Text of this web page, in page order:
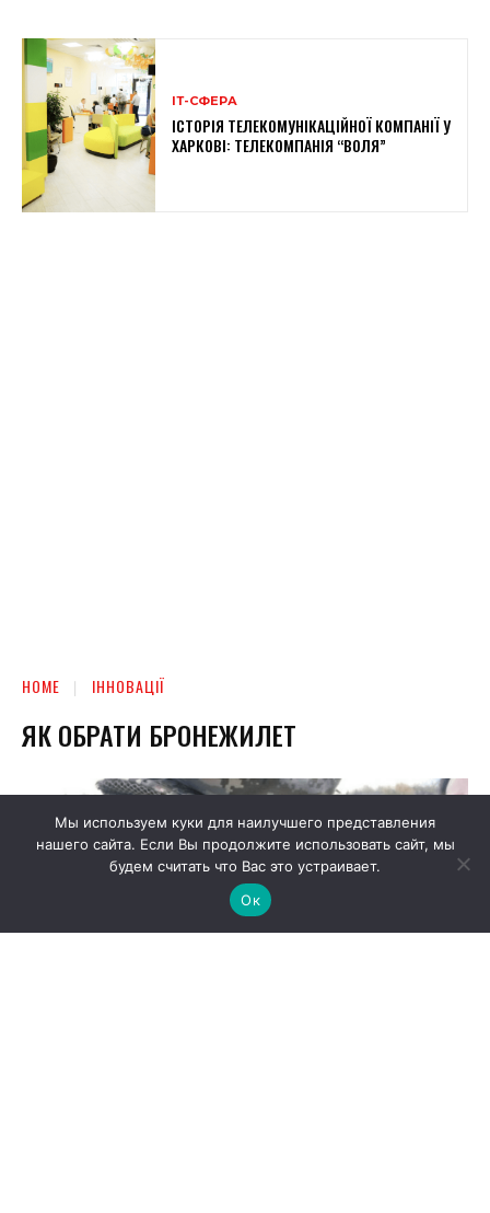
ІТ-СФЕРА
ІСТОРІЯ ТЕЛЕКОМУНІКАЦІЙНОЇ КОМПАНІЇ У
ХАРКОВІ: ТЕЛЕКОМПАНІЯ “ВОЛЯ”
Мы используем куки для наилучшего представления
нашего сайта. Если Вы продолжите использовать сайт, мы
будем считать что Вас это устраивает.
Ок